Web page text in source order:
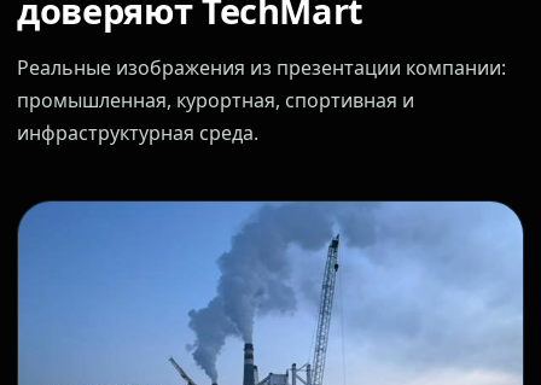
доверяют TechMart
Реальные изображения из презентации компании:
промышленная, курортная, спортивная и
инфраструктурная среда.